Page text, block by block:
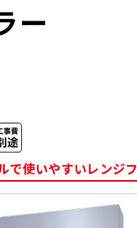
トイレ
その他
ー